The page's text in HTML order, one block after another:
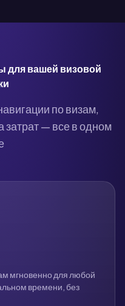
для вашей визовой
по визам,
затрат — все в одном
мгновенно для любой
времени, без